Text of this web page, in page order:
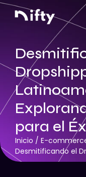
para el
Inicio / E-
Desmitificando el